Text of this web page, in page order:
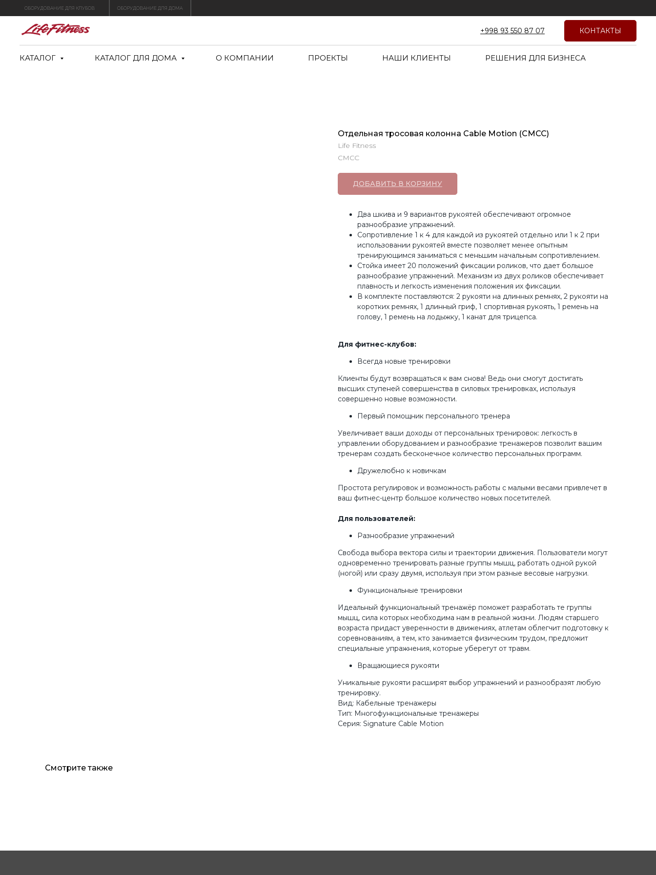
ОБОРУДОВАНИЕ ДЛЯ КЛУБОВ ОБОРУДОВАНИЕ ДЛЯ ДОМА
+998 93 550 87 07 КОНТАКТЫ
КАТАЛОГ КАТАЛОГ ДЛЯ ДОМА О КОМПАНИИ ПРОЕКТЫ НАШИ КЛИЕНТЫ РЕШЕНИЯ ДЛЯ БИЗНЕСА
Отдельная тросовая колонна Cable Motion (CMCC)
Life Fitness
CMCC
ДОБАВИТЬ В КОРЗИНУ
Два шкива и 9 вариантов рукоятей обеспечивают огромное
разнообразие упражнений.
Сопротивление 1 к 4 для каждой из рукоятей отдельно или 1 к 2 при
использовании рукоятей вместе позволяет менее опытным
тренирующимся заниматься с меньшим начальным сопротивлением.
Стойка имеет 20 положений фиксации роликов, что дает большое
разнообразие упражнений. Механизм из двух роликов обеспечивает
плавность и легкость изменения положения их фиксации.
В комплекте поставляются: 2 рукояти на длинных ремнях, 2 рукояти на
коротких ремнях, 1 длинный гриф, 1 спортивная рукоять, 1 ремень на
голову, 1 ремень на лодыжку, 1 канат для трицепса.
Для фитнес-клубов:
Всегда новые тренировки
Клиенты будут возвращаться к вам снова! Ведь они смогут достигать
высших ступеней совершенства в силовых тренировках, используя
совершенно новые возможности.
Первый помощник персонального тренера
Увеличивает ваши доходы от персональных тренировок: легкость в
управлении оборудованием и разнообразие тренажеров позволит вашим
тренерам создать бесконечное количество персональных программ.
Дружелюбно к новичкам
Простота регулировок и возможность работы с малыми весами привлечет в
ваш фитнес-центр большое количество новых посетителей.
Для пользователей:
Разнообразие упражнений
Свобода выбора вектора силы и траектории движения. Пользователи могут
одновременно тренировать разные группы мышц, работать одной рукой
(ногой) или сразу двумя, используя при этом разные весовые нагрузки.
Функциональные тренировки
Идеальный функциональный тренажёр поможет разработать те группы
мышц, сила которых необходима нам в реальной жизни. Людям старшего
возраста придаст уверенности в движениях, атлетам облегчит подготовку к
соревнованиям, а тем, кто занимается физическим трудом, предложит
специальные упражнения, которые уберегут от травм.
Вращающиеся рукояти
Уникальные рукояти расширят выбор упражнений и разнообразят любую
тренировку.
Вид: Кабельные тренажеры
Тип: Многофункциональные тренажеры
Серия: Signature Cable Motion
Смотрите также